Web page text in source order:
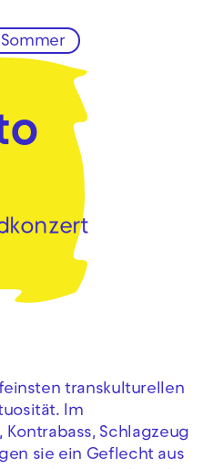
Zum Footer springen
transkulturellen
Im
Schlagzeug
sie ein Geflecht aus